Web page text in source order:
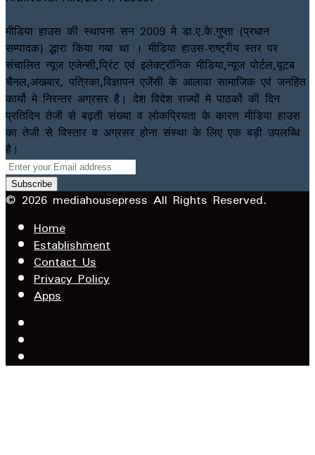
मीडिया हाउस की स्थापना सन 2009 मे डा.ए.के.गुप्ता (प्रधान
सम्पादक) द्धारा किया गया था । मीडिया हाउस-राष्ट्रीय स्तर पर
संचालित न्यूज एजेन्सी,प्रिंट एवं इलेक्ट्रॉनिक मीडिया,न्यूज पोर्टल,यूटब
चैनल,अखबार, पत्रिका,विज्ञापन एजेंसी के आलावा सामाजिक एवं जनहित
कार्यो मे निरन्तर अग्रसर है। देश विदेश राज्यों मे पाठकों की दिन
प्रतिदिन तेजी से बढ़ती संख्या व लोकप्रियता के कारण मीडिया हाउस
का तेजी से विस्तार व अग्रसर होना संस्था के लिए एक बड़ी उपलब्धि
है।
Enter
your
Email
© 2026 mediahousepress All Rights Reserved.
Home
Establishment
Contact Us
Privacy Policy
Apps